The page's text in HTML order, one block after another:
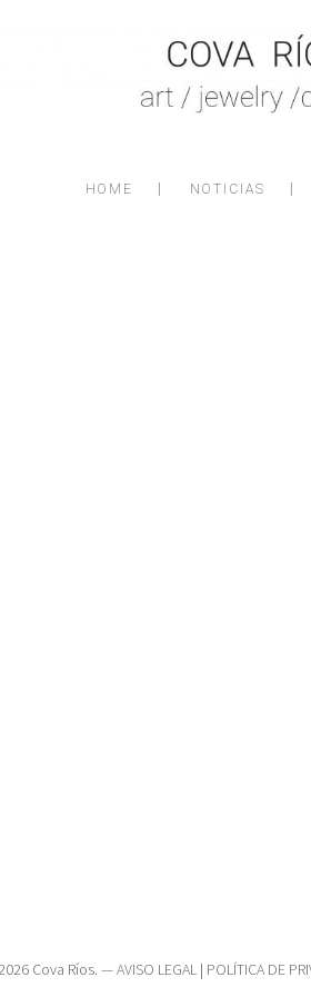
HOME NOTICIAS
Cova Ríos. —AVISO LEGAL | POLÍTICA DE